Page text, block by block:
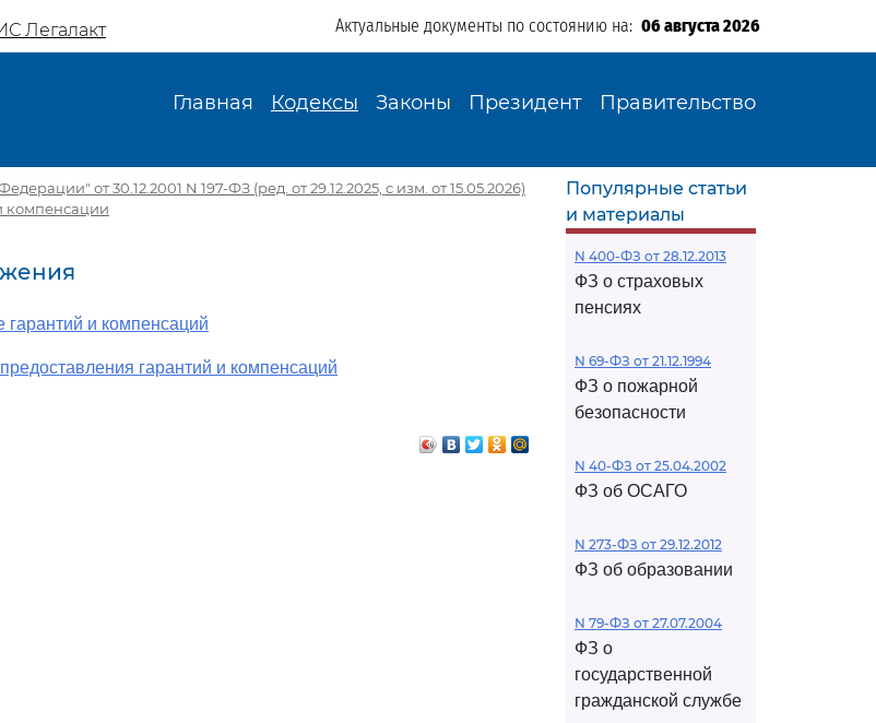
Легалакт Актуальные документы по состоянию на: 06 августа 2026
Главная Кодексы Законы Президент Правительство
от 30.12.2001 N 197-ФЗ (ред. от 29.12.2025, с изм. от 15.05.2026)
компенсации
гарантий и компенсаций
гарантий и компенсаций
Популярные статьи
и материалы
N 400-ФЗ от 28.12.2013
ФЗ о страховых
пенсиях
N 69-ФЗ от 21.12.1994
ФЗ о пожарной
безопасности
N 40-ФЗ от 25.04.2002
ФЗ об ОСАГО
N 273-ФЗ от 29.12.2012
ФЗ об образовании
N 79-ФЗ от 27.07.2004
ФЗ о
государственной
гражданской службе